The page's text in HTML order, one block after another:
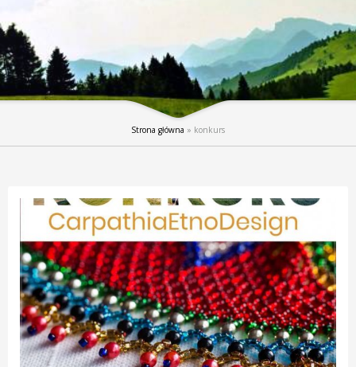
Strona główna » konkurs